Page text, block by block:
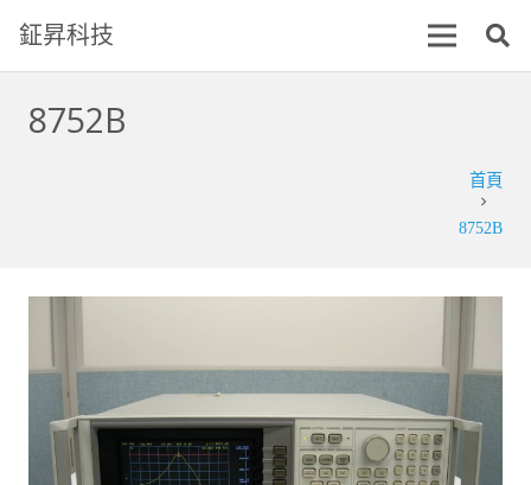
鉦昇科技
8752B
首頁
chevron_right
8752B